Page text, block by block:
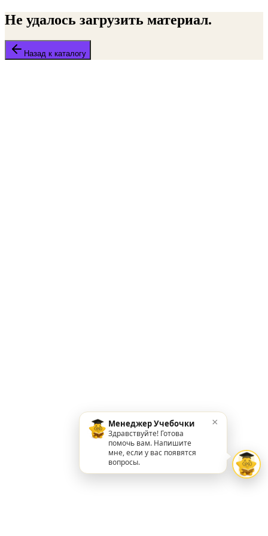
Не удалось загрузить материал.
Назад к каталогу
Менеджер Учебочки
Здравствуйте! Готова
помочь вам. Напишите
мне, если у вас появятся
вопросы.
×